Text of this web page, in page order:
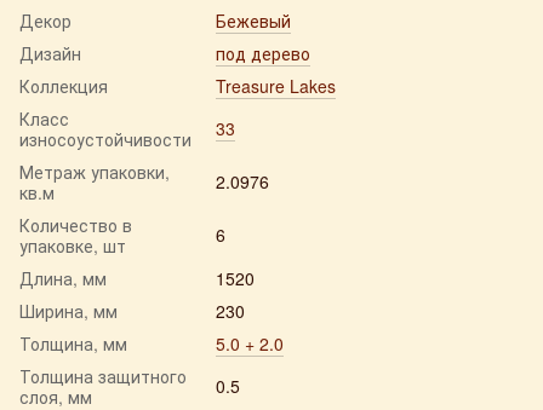
Декор
Бежевый
Дизайн
под дерево
Коллекция
Treasure Lakes
Класс
износоустойчивости
33
Метраж упаковки,
кв.м
2.0976
Количество в
упаковке, шт
6
Длина, мм
1520
Ширина, мм
230
Толщина, мм
5.0 + 2.0
Толщина защитного
слоя, мм
0.5